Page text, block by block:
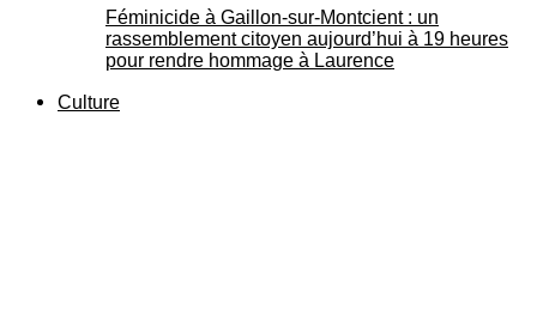
Féminicide à Gaillon‑sur‑Montcient : un
rassemblement citoyen aujourd’hui à 19 heures
pour rendre hommage à Laurence
Culture